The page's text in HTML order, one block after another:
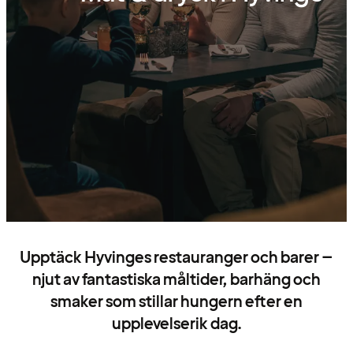
Upptäck Hyvinges restauranger och barer –
njut av fantastiska måltider, barhäng och
smaker som stillar hungern efter en
upplevelserik dag.